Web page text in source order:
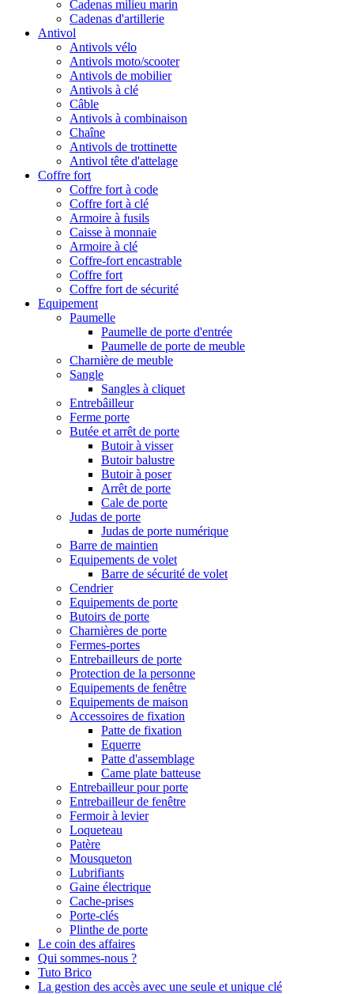
Cadenas milieu marin
Cadenas d'artillerie
Antivol
Antivols vélo
Antivols moto/scooter
Antivols de mobilier
Antivols à clé
Câble
Antivols à combinaison
Chaîne
Antivols de trottinette
Antivol tête d'attelage
Coffre fort
Coffre fort à code
Coffre fort à clé
Armoire à fusils
Caisse à monnaie
Armoire à clé
Coffre-fort encastrable
Coffre fort
Coffre fort de sécurité
Equipement
Paumelle
Paumelle de porte d'entrée
Paumelle de porte de meuble
Charnière de meuble
Sangle
Sangles à cliquet
Entrebâilleur
Ferme porte
Butée et arrêt de porte
Butoir à visser
Butoir balustre
Butoir à poser
Arrêt de porte
Cale de porte
Judas de porte
Judas de porte numérique
Barre de maintien
Equipements de volet
Barre de sécurité de volet
Cendrier
Equipements de porte
Butoirs de porte
Charnières de porte
Fermes-portes
Entrebailleurs de porte
Protection de la personne
Equipements de fenêtre
Equipements de maison
Accessoires de fixation
Patte de fixation
Equerre
Patte d'assemblage
Came plate batteuse
Entrebailleur pour porte
Entrebailleur de fenêtre
Fermoir à levier
Loqueteau
Patère
Mousqueton
Lubrifiants
Gaine électrique
Cache-prises
Porte-clés
Plinthe de porte
Le coin des affaires
Qui sommes-nous ?
Tuto Brico
La gestion des accès avec une seule et unique clé